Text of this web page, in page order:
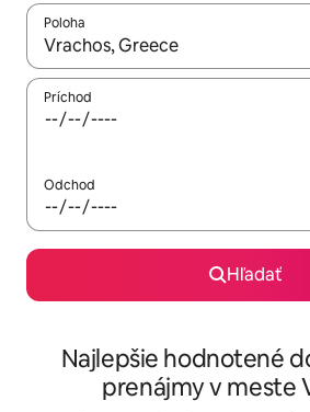
Poloha
Keď budú výsledky k dispozícii,
Príchod
Odchod
Hľadať
Najlepšie hodnotené
prenájmy v meste